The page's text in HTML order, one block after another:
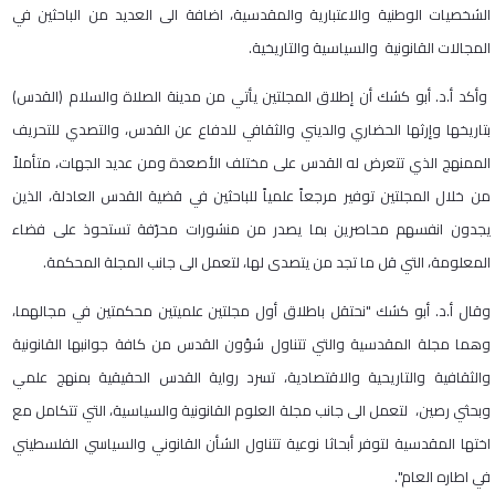
الشخصيات الوطنية والاعتبارية والمقدسية، اضافة الى العديد من الباحثين في
المجالات القانونية والسياسية والتاريخية.
وأكد أ.د. أبو كشك أن إطلاق المجلتين يأتي من مدينة الصلاة والسلام (القدس)
بتاريخها وإرثها الحضاري والديني والثقافي للدفاع عن القدس، والتصدي للتحريف
الممنهج الذي تتعرض له القدس على مختلف الأصعدة ومن عديد الجهات، متأملاً
من خلال المجلتين توفير مرجعاً علمياً للباحثين في قضية القدس العادلة، الذين
يجدون انفسهم محاصرين بما يصدر من منشورات محرّفة تستحوذ على فضاء
المعلومة، التي قل ما تجد من يتصدى لها، لتعمل الى جانب المجلة المحكمة.
وقال أ.د. أبو كشك "نحتقل باطلاق أول مجلتين علميتين محكمتين في مجالهما،
وهما مجلة المقدسية والتي تتناول شؤون القدس من كافة جوانبها القانونية
والثقافية والتاريحية والاقتصادية، تسرد رواية القدس الحقيقية بمنهج علمي
وبحثي رصين، لتعمل الى جانب مجلة العلوم القانونية والسياسية، التي تتكامل مع
اختها المقدسية لتوفر أبحاثا نوعية تتناول الشأن القانوني والسياسي الفلسطيني
في اطاره العام".